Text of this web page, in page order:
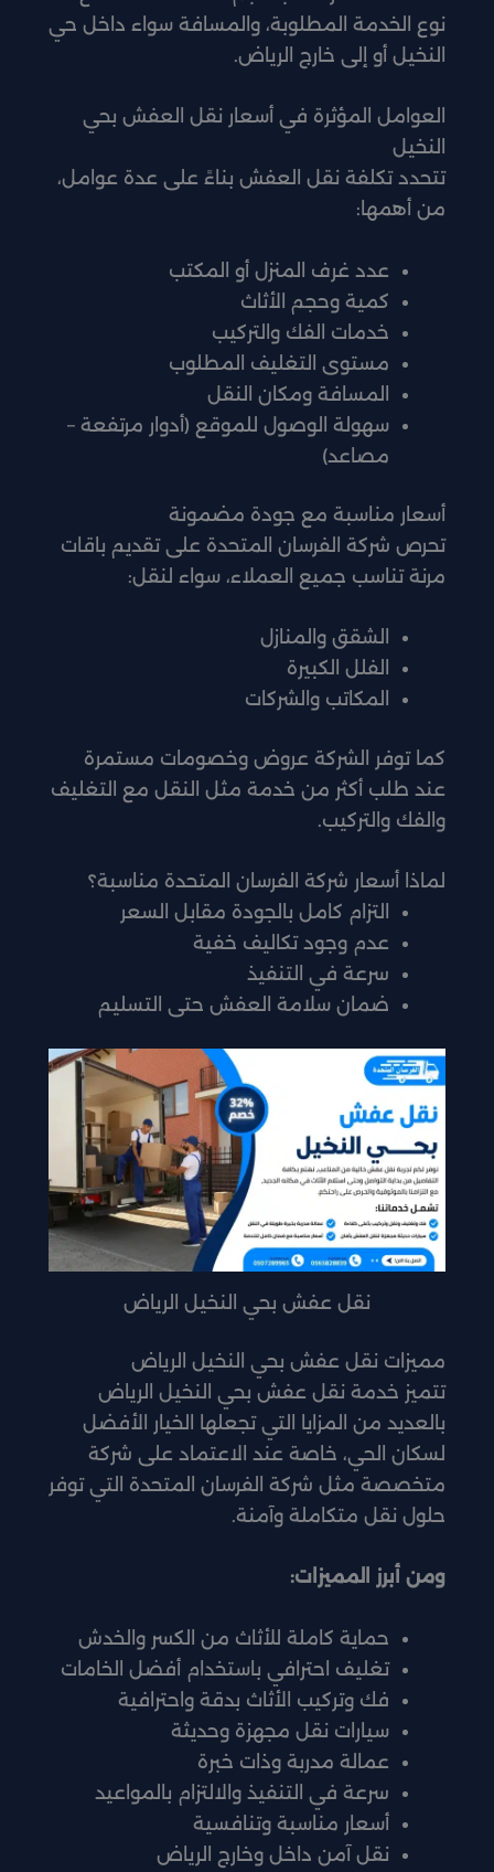
نوع الخدمة المطلوبة، والمسافة سواء داخل حي
النخيل أو إلى خارج الرياض.
العوامل المؤثرة في أسعار نقل العفش بحي
النخيل
تتحدد تكلفة نقل العفش بناءً على عدة عوامل،
من أهمها:
عدد غرف المنزل أو المكتب
كمية وحجم الأثاث
خدمات الفك والتركيب
مستوى التغليف المطلوب
المسافة ومكان النقل
سهولة الوصول للموقع (أدوار مرتفعة –
مصاعد)
أسعار مناسبة مع جودة مضمونة
تحرص شركة الفرسان المتحدة على تقديم باقات
مرنة تناسب جميع العملاء، سواء لنقل:
الشقق والمنازل
الفلل الكبيرة
المكاتب والشركات
كما توفر الشركة عروض وخصومات مستمرة
عند طلب أكثر من خدمة مثل النقل مع التغليف
والفك والتركيب.
لماذا أسعار شركة الفرسان المتحدة مناسبة؟
التزام كامل بالجودة مقابل السعر
عدم وجود تكاليف خفية
سرعة في التنفيذ
ضمان سلامة العفش حتى التسليم
نقل عفش بحي النخيل الرياض
مميزات نقل عفش بحي النخيل الرياض
تتميز خدمة نقل عفش بحي النخيل الرياض
بالعديد من المزايا التي تجعلها الخيار الأفضل
لسكان الحي، خاصة عند الاعتماد على شركة
متخصصة مثل شركة الفرسان المتحدة التي توفر
حلول نقل متكاملة وآمنة.
ومن أبرز المميزات:
حماية كاملة للأثاث من الكسر والخدش
تغليف احترافي باستخدام أفضل الخامات
فك وتركيب الأثاث بدقة واحترافية
سيارات نقل مجهزة وحديثة
عمالة مدربة وذات خبرة
سرعة في التنفيذ والالتزام بالمواعيد
أسعار مناسبة وتنافسية
نقل آمن داخل وخارج الرياض